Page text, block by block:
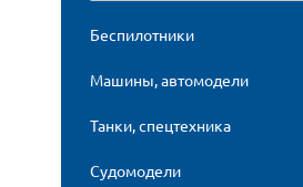
Беспилотники
Машины, автомодели
Танки, спецтехника
Судомодели